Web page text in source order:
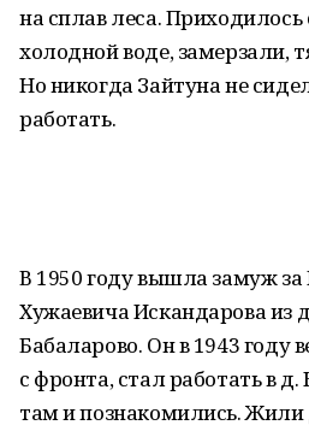
на сплав леса. Приходилось
холодной воде, замерзали,
Но никогда Зайтуна не
работать.
В 1950 году вышла замуж
Хужаевича Искандарова из
Бабаларово. Он в 1943 году
с фронта, стал работать в
там и познакомились. Жили